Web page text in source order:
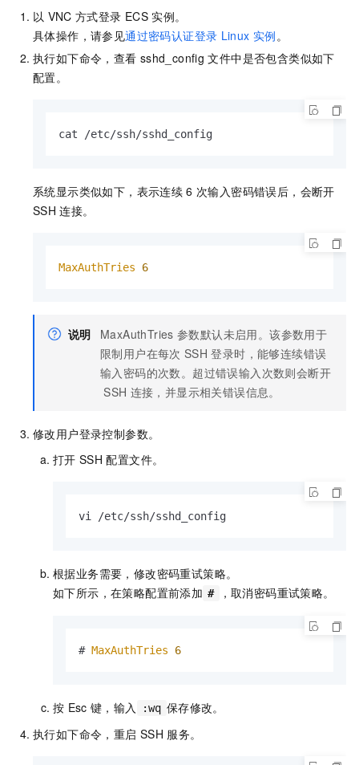
以 VNC 方式登录 ECS 实例。
具体操作，请参见通过密码认证登录 Linux 实例。
执行如下命令，查看 sshd_config 文件中是否包含类似如下
配置。
cat /etc/ssh/sshd_config
系统显示类似如下，表示连续 6 次输入密码错误后，会断开
SSH 连接。
MaxAuthTries 6
说明 MaxAuthTries 参数默认未启用。该参数用于
限制用户在每次 SSH 登录时，能够连续错误
输入密码的次数。超过错误输入次数则会断开
SSH 连接，并显示相关错误信息。
修改用户登录控制参数。
打开 SSH 配置文件。
vi /etc/ssh/sshd_config
根据业务需要，修改密码重试策略。
如下所示，在策略配置前添加 # ，取消密码重试策略。
# MaxAuthTries 6
按 Esc 键，输入 :wq 保存修改。
执行如下命令，重启 SSH 服务。